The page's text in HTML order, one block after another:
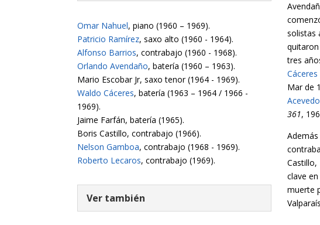
Omar Nahuel, piano (1960 – 1969).
Patricio Ramírez, saxo alto (1960 - 1964).
Alfonso Barrios, contrabajo (1960 - 1968).
Orlando Avendaño, batería (1960 – 1963).
Mario Escobar Jr, saxo tenor (1964 - 1969).
Waldo Cáceres, batería (1963 – 1964 / 1966 -
1969).
Jaime Farfán, batería (1965).
Boris Castillo, contrabajo (1966).
Nelson Gamboa, contrabajo (1968 - 1969).
Roberto Lecaros, contrabajo (1969).
Ver también
solistas
tres
Cáceres
Mar de
Acevedo
361,
Castillo,
clave
muerte